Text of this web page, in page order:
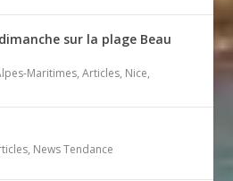
sur la plage Beau
Maritimes,Articles, Nice,
, News Tendance